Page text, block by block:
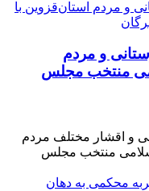
و مردم‌
منتخب مجلس‌
و اقشار مختلف مردم
منتخب مجلس